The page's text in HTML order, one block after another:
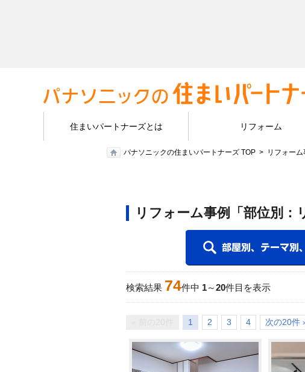
住まいパートナーズとは リフォーム
パナソニックの住まいパートナーズ TOP リフォー
リフォーム事例「部位別：
検索結果 74件中 1～20件目を表示
1 2 3 4 次の20件